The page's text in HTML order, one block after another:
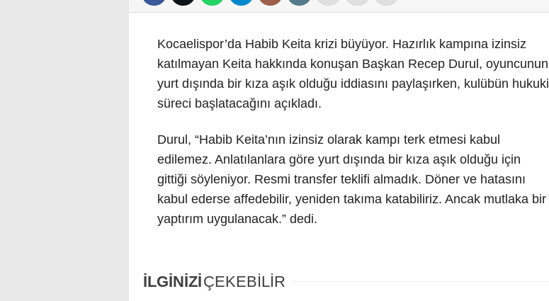
Kocaelispor’da Habib Keita krizi büyüyor. Hazırlık kampına izinsiz
katılmayan Keita hakkında konuşan Başkan Recep Durul, oyuncunun
yurt dışında bir kıza aşık olduğu iddiasını paylaşırken, kulübün hukuki
süreci başlatacağını açıkladı.
Durul, “Habib Keita’nın izinsiz olarak kampı terk etmesi kabul
edilemez. Anlatılanlara göre yurt dışında bir kıza aşık olduğu için
gittiği söyleniyor. Resmi transfer teklifi almadık. Döner ve hatasını
kabul ederse affedebilir, yeniden takıma katabiliriz. Ancak mutlaka bir
yaptırım uygulanacak.” dedi.
İLGİNİZİÇEKEBİLİR